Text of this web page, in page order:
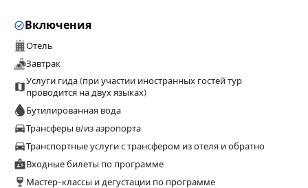
Включения
Отель
Завтрак
Услуги гида (при участии иностранных гостей тур
проводится на двух языках)
Бутилированная вода
Трансферы в/из аэропорта
Транспортные услуги с трансфером из отеля и обратно
Входные билеты по программе
Мастер-классы и дегустации по программе